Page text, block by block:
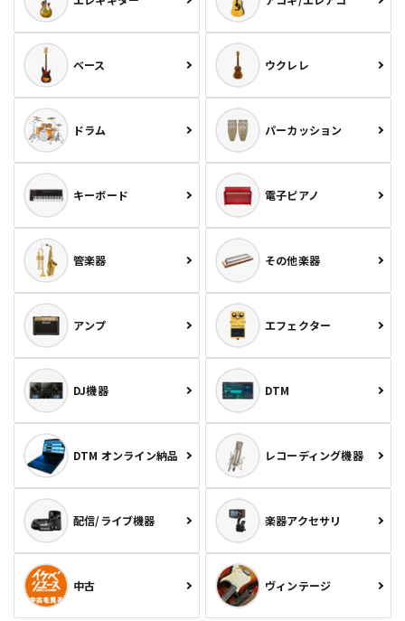
ベース ウクレレ
ドラム パーカッション
キーボード 電子ピアノ
管楽器 その他楽器
アンプ エフェクター
DJ機器 DTM
DTM オンライン納品 レコーディング機器
配信/ライブ機器 楽器アクセサリ
中古 ヴィンテージ